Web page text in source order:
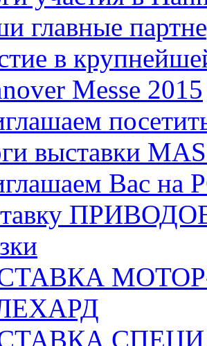
главные
в
Messe 2015
выставки
Вас на